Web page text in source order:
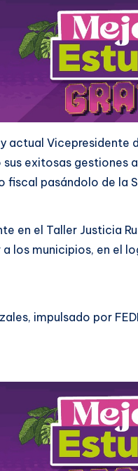
actual Vicepresidente
exitosas gestiones
pasándolo de la
en el Taller Justicia
los municipios, en el
impulsado por